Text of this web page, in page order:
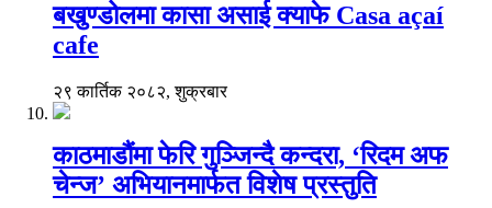
बखुण्डोलमा कासा असाई क्याफे Casa açaí
cafe
२९ कार्तिक २०८२, शुक्रबार
काठमाडौंमा फेरि गुञ्जिन्दै कन्दरा, ‘रिदम अफ
चेन्ज’ अभियानमार्फत विशेष प्रस्तुति